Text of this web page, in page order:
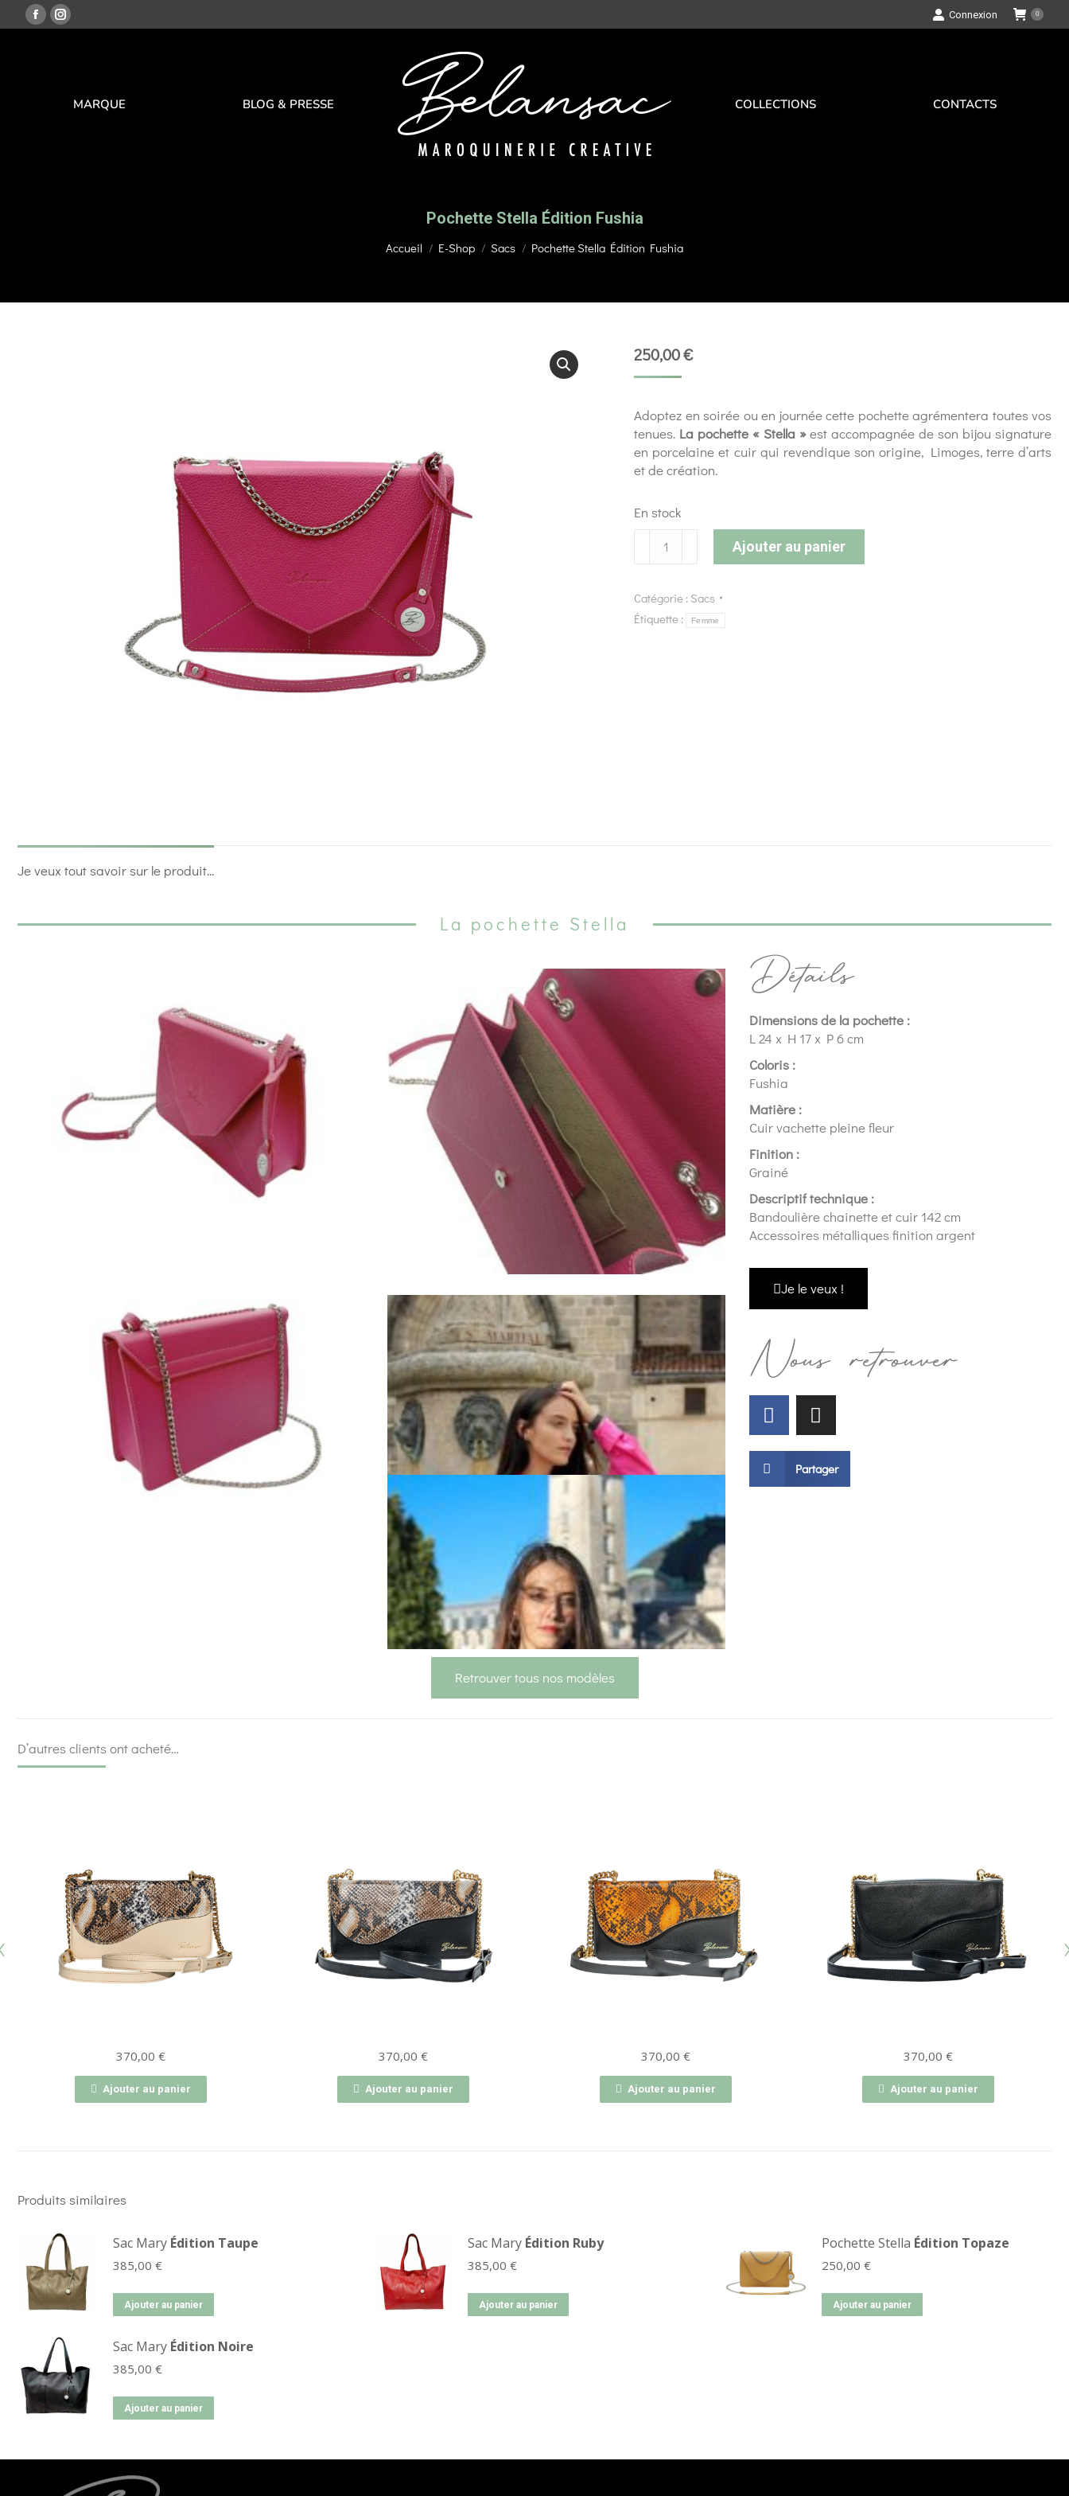
Connexion 0
MARQUE BLOG & PRESSE COLLECTIONS CONTACTS
Pochette Stella Édition Fushia
Vous êtes ici :
Accueil E-Shop Sacs Pochette Stella Édition Fushia
250,00€
Adoptez en soirée ou en journée cette pochette agrémentera toutes vos
tenues. La pochette « Stella »est accompagnée de son bijou signature
en porcelaine et cuir qui revendique son origine, Limoges, terre d’arts
et de création.
En stock
Ajouter au panier
Catégorie : Sacs
Étiquette :
Femme
Je veux tout savoir sur le produit...
La pochette Stella
Détails
Dimensions de la pochette :
L 24 x H 17 x P 6 cm
Coloris :
Fushia
Matière :
Cuir vachette pleine fleur
Finition :
Grainé
Descriptif technique :
Bandoulière chainette et cuir 142 cm
Accessoires métalliques finition argent
Je le veux !
Nous retrouver
Partager
Retrouver tous nos modèles
D’autres clients ont acheté…
370,00 €
Ajouter au panier
370,00 €
Ajouter au panier
370,00 €
Ajouter au panier
370,00 €
Ajouter au panier
Produits similaires
Sac Mary Édition Taupe
385,00 €
Ajouter au panier
Sac Mary Édition Ruby
385,00 €
Ajouter au panier
Pochette Stella Édition Topaze
250,00 €
Ajouter au panier
Sac Mary Édition Noire
385,00 €
Ajouter au panier